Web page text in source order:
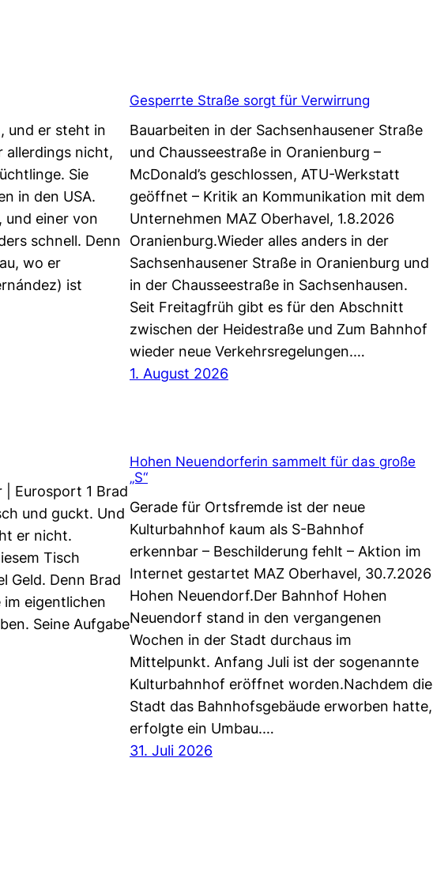
und er steht in
allerdings nicht,
Sie
in den USA.
und einer von
schnell. Denn
wo er
ist
Gesperrte Straße sorgt für Verwirrung
Bauarbeiten in der Sachsenhausener Straße
und Chausseestraße in Oranienburg –
McDonald’s geschlossen, ATU-Werkstatt
geöffnet – Kritik an Kommunikation mit dem
Unternehmen MAZ Oberhavel, 1.8.2026
Oranienburg.Wieder alles anders in der
Sachsenhausener Straße in Oranienburg und
in der Chausseestraße in Sachsenhausen.
Seit Freitagfrüh gibt es für den Abschnitt
zwischen der Heidestraße und Zum Bahnhof
wieder neue Verkehrsregelungen.…
1. August 2026
| Eurosport 1 Brad
und guckt. Und
er nicht.
Tisch
Geld. Denn Brad
eigentlichen
Seine Aufgabe
Hohen Neuendorferin sammelt für das große
„S“
Gerade für Ortsfremde ist der neue
Kulturbahnhof kaum als S-Bahnhof
erkennbar – Beschilderung fehlt – Aktion im
Internet gestartet MAZ Oberhavel, 30.7.2026
Hohen Neuendorf.Der Bahnhof Hohen
Neuendorf stand in den vergangenen
Wochen in der Stadt durchaus im
Mittelpunkt. Anfang Juli ist der sogenannte
Kulturbahnhof eröffnet worden.Nachdem die
Stadt das Bahnhofsgebäude erworben hatte,
erfolgte ein Umbau.…
31. Juli 2026